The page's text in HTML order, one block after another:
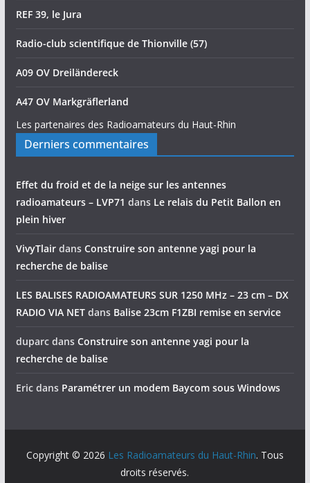
REF 39, le Jura
Radio-club scientifique de Thionville (57)
A09 OV Dreiländereck
A47 OV Markgräflerland
Les partenaires des Radioamateurs du Haut-Rhin
Derniers commentaires
Effet du froid et de la neige sur les antennes
radioamateurs – LVP71 dans Le relais du Petit Ballon en
plein hiver
VivyTlairdans Construire son antenne yagi pour la
recherche de balise
LES BALISES RADIOAMATEURS SUR 1250 MHz – 23 cm – DX
RADIO VIA NETdans Balise 23cm F1ZBI remise en service
duparcdans Construire son antenne yagi pour la
recherche de balise
Ericdans Paramétrer un modem Baycom sous Windows
Copyright © 2026 Les Radioamateurs du Haut-Rhin. Tous
droits réservés.